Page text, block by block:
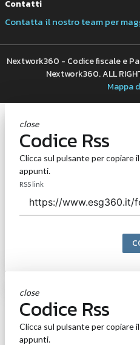
Contatti
Contatta il nostro team per
Nextwork360 - Codice fiscale e
Nextwork360. ALL
Mappa
close
Codice Rss
Clicca sul pulsante per copiare
appunti.
RSS link
close
Codice Rss
Clicca sul pulsante per copiare
appunti.